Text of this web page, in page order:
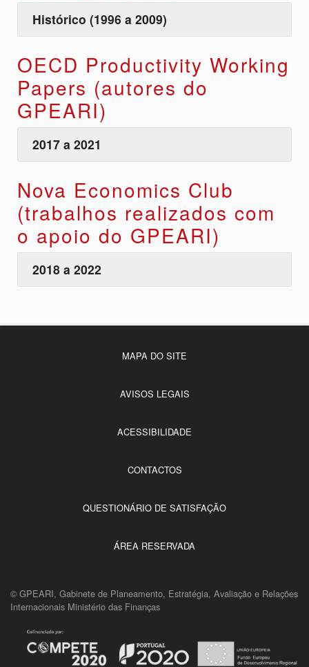
Histórico (1996 a 2009)
OECD Productivity Working
Papers (autores do
GPEARI)
2017 a 2021
Nova Economics Club
(trabalhos realizados com
o apoio do GPEARI)
2018 a 2022
MAPA DO SITE
AVISOS LEGAIS
ACESSIBILIDADE
CONTACTOS
QUESTIONÁRIO DE SATISFAÇÃO
ÁREA RESERVADA
© GPEARI, Gabinete de Planeamento, Estratégia, Avaliação e Relações
Internacionais Ministério das Finanças